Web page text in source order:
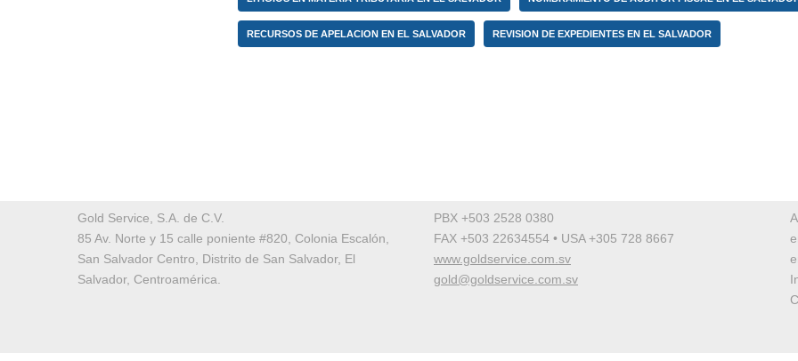
RECURSOS DE APELACION EN EL SALVADOR REVISION DE EXPEDIENTES EN EL SALVADOR
Gold Service, S.A. de C.V.
85 Av. Norte y 15 calle poniente #820, Colonia Escalón,
San Salvador Centro, Distrito de San Salvador, El
Salvador, Centroamérica.
PBX +503 2528 0380
FAX +503 22634554 • USA +305 728 8667
www.goldservice.com.sv
gold@goldservice.com.sv